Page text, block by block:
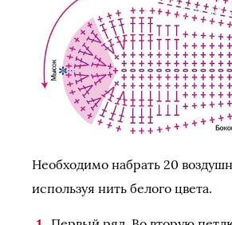
Необходимо набрать 20
используя нить белого цвета.